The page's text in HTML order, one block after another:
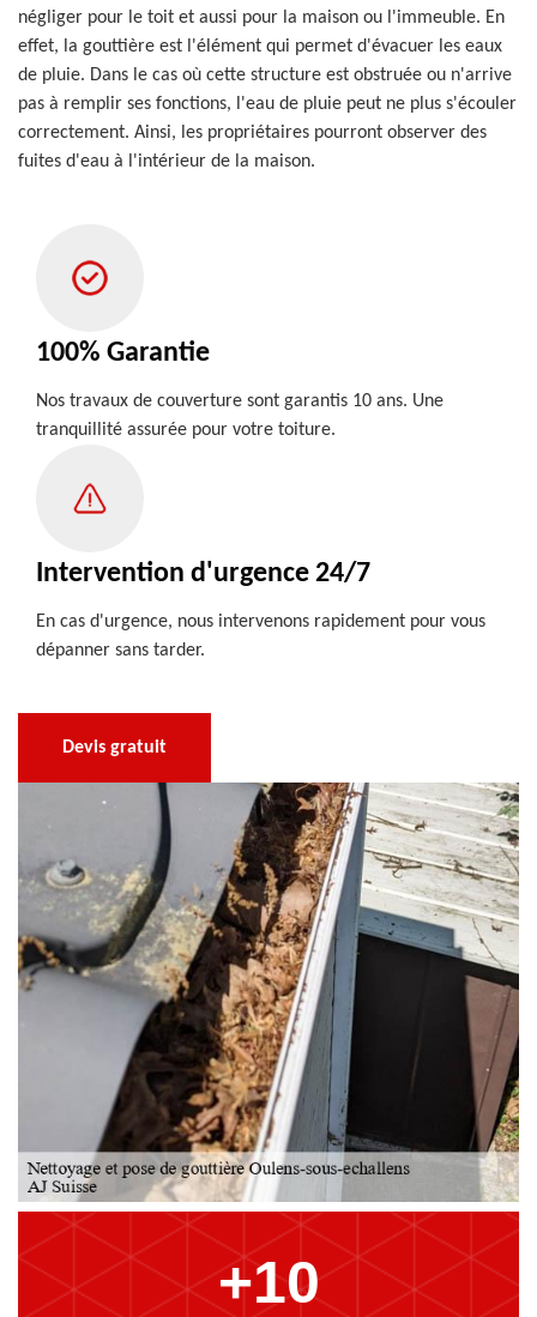
+10
négliger pour le toit et aussi pour la maison ou l'immeuble. En
effet, la gouttière est l'élément qui permet d'évacuer les eaux
de pluie. Dans le cas où cette structure est obstruée ou n'arrive
pas à remplir ses fonctions, l'eau de pluie peut ne plus s'écouler
correctement. Ainsi, les propriétaires pourront observer des
fuites d'eau à l'intérieur de la maison.
100% Garantie
Nos travaux de couverture sont garantis 10 ans. Une
tranquillité assurée pour votre toiture.
Intervention d'urgence 24/7
En cas d'urgence, nous intervenons rapidement pour vous
dépanner sans tarder.
Devis gratuit